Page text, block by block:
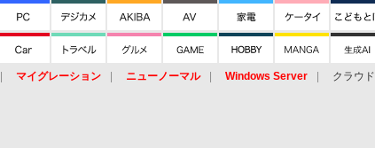
マイグレーション ニューノーマル Windows Server クラウド